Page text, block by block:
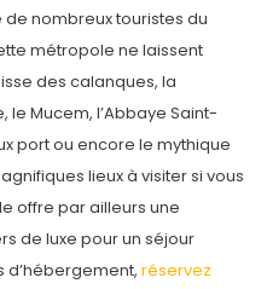
nombreux touristes du
métropole ne laissent
des calanques, la
Mucem, l’Abbaye Saint-
port ou encore le mythique
lieux à visiter si vous
offre par ailleurs une
de luxe pour un séjour
d’hébergement, réservez